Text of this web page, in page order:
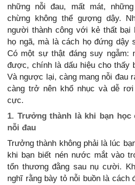
những nỗi đau, mất mát,
chừng không thể gượng dậy.
người thành công với kẻ thất bại
họ ngã, mà là cách họ đứng dậy
Có một sự thật đáng suy ngẫm:
được, chính là dấu hiệu cho thấy
Và ngược lại, càng mang nỗi đau
càng trở nên khổ nhục và dễ
cực.
1. Trưởng thành là khi bạn
nỗi đau
Trưởng thành không phải là lúc
khi bạn biết nén nước mắt vào
tổn thương đằng sau nụ cười.
nghĩ rằng bày tỏ nỗi buồn là cách